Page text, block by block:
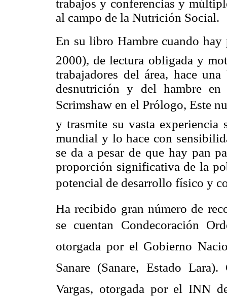
trabajos y conferencias y
al campo de la Nutrición Social.
En su libro Hambre cuando
2000), de lectura obligada y
trabajadores del área, hace
desnutrición y del hambre
Scrimshaw en el Prólogo, Este
y trasmite su vasta experiencia
mundial y lo hace con
se da a pesar de que hay pan
proporción significativa de la
potencial de desarrollo físico y
Ha recibido gran número de
se cuentan Condecoración
otorgada por el Gobierno
Sanare (Sanare, Estado
Vargas, otorgada por el INN